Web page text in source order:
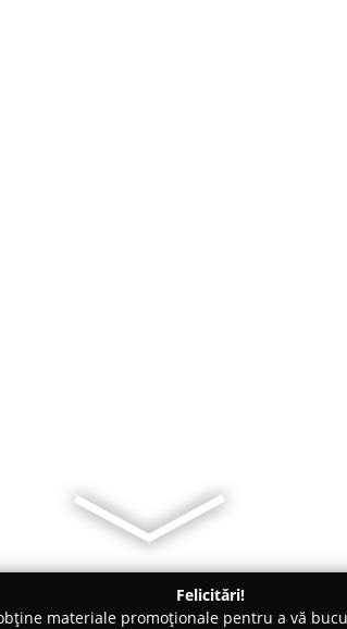
Felicitări!
materiale promoționale pentru a vă